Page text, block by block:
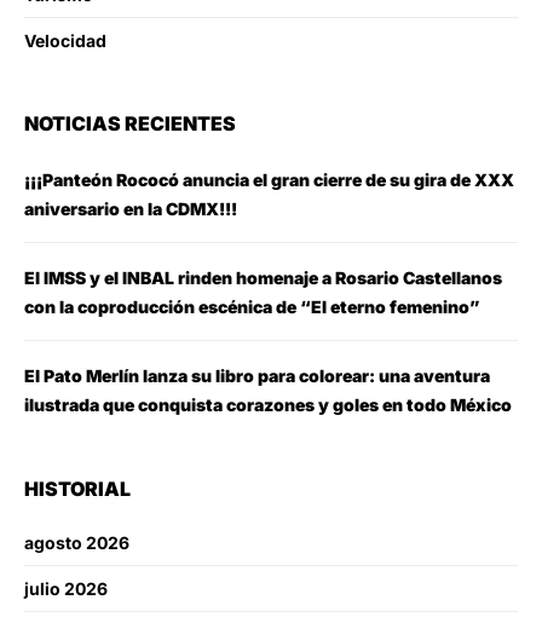
Velocidad
NOTICIAS RECIENTES
¡¡¡Panteón Rococó anuncia el gran cierre de su gira de XXX
aniversario en la CDMX!!!
El IMSS y el INBAL rinden homenaje a Rosario Castellanos
con la coproducción escénica de “El eterno femenino”
El Pato Merlín lanza su libro para colorear: una aventura
ilustrada que conquista corazones y goles en todo México
HISTORIAL
agosto 2026
julio 2026